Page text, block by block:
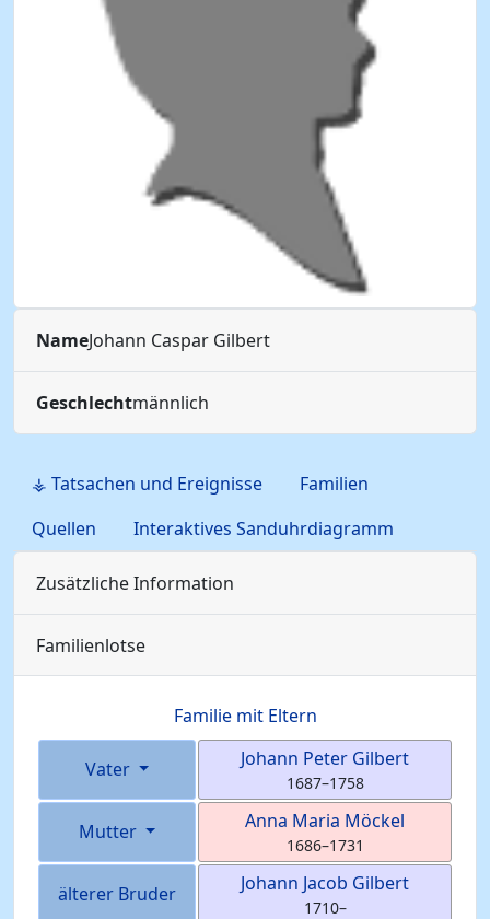
NameJohann Caspar Gilbert
Geschlechtmännlich
⚶ Tatsachen und Ereignisse
Familien
Quellen
Interaktives Sanduhrdiagramm
Zusätzliche Information
Familienlotse
Familie mit Eltern
Vater Johann Peter Gilbert
1687–1758
Mutter Anna Maria Möckel
1686–1731
älterer Bruder Johann Jacob Gilbert
1710–